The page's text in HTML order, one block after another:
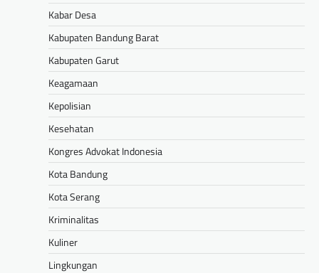
Kabar Desa
Kabupaten Bandung Barat
Kabupaten Garut
Keagamaan
Kepolisian
Kesehatan
Kongres Advokat Indonesia
Kota Bandung
Kota Serang
Kriminalitas
Kuliner
Lingkungan